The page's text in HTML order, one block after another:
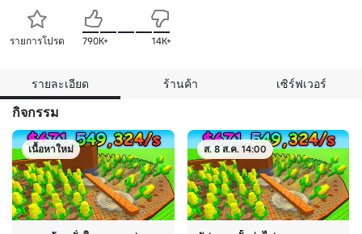
รายการโปรด 790K+ 14K+
รายละเอียด ร้านค้า เซิร์ฟเวอร์
กิจกรรม
เนื้อหาใหม่ ส. 8 ส.ค. 14:00